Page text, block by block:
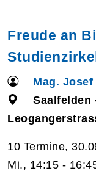
Freude an
Mag.
Saalfelden
10 Termine,
Mi., 14:15 -